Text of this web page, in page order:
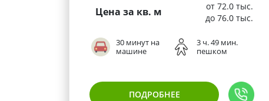
Цена за кв. м
от 72.0 тыс.
до 76.0 тыс.
30 минут на
машине
3 ч. 49 мин.
пешком
ПОДРОБНЕЕ